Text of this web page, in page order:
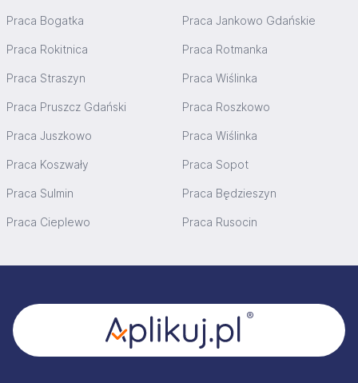
Praca Bogatka Praca Jankowo Gdańskie
Praca Rokitnica Praca Rotmanka
Praca Straszyn Praca Wiślinka
Praca Pruszcz Gdański Praca Roszkowo
Praca Juszkowo Praca Wiślinka
Praca Koszwały Praca Sopot
Praca Sulmin Praca Będzieszyn
Praca Cieplewo Praca Rusocin